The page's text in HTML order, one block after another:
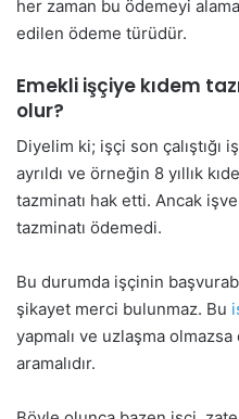
her zaman bu ödemeyi
edilen ödeme türüdür.
Emekli işçiye kıdem
olur?
Diyelim ki; işçi son
ayrıldı ve örneğin 8 yıllık
tazminatı hak etti. Ancak
tazminatı ödemedi.
Bu durumda işçinin
şikayet merci bulunmaz. Bu
yapmalı ve uzlaşma olmazsa
aramalıdır.